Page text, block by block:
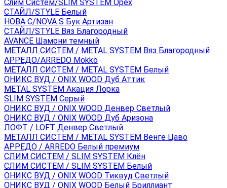
Слим Систем/SLIM SYSTEM Орех
СТАЙЛ/STYLE Белый
НОВА С/NOVA S Бук Артизан
СТАЙЛ/STYLE Вяз Благородный
AVANCE Шамони темный
МЕТАЛЛ СИСТЕМ / METAL SYSTEM Вяз Благородный
АРРЕДО/ARREDO Mokko
МЕТАЛЛ СИСТЕМ / METAL SYSTEM Белый
ОНИКС ВУД / ONIX WOOD Дуб Аттик
METAL SYSTEM Акация Лорка
SLIM SYSTEM Серый
ОНИКС ВУД / ONIX WOOD Денвер Светлый
ОНИКС ВУД / ONIX WOOD Дуб Аризона
ЛОФТ / LOFT Денвер Светлый
МЕТАЛЛ СИСТЕМ / METAL SYSTEM Венге Цаво
АРРЕДО / ARREDO Белый премиум
СЛИМ СИСТЕМ / SLIM SYSTEM Клён
СЛИМ СИСТЕМ / SLIM SYSTEM Белый
ОНИКС ВУД / ONIX WOOD Тиквуд Светлый
ОНИКС ВУД / ONIX WOOD Белый Бриллиант